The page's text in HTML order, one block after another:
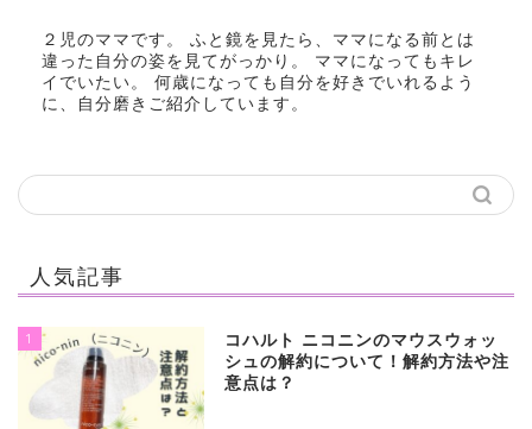
２児のママです。 ふと鏡を見たら、ママになる前とは
違った自分の姿を見てがっかり。 ママになってもキレ
イでいたい。 何歳になっても自分を好きでいれるよう
に、自分磨きご紹介しています。
人気記事
1
コハルト ニコニンのマウスウォッ
シュの解約について！解約方法や注
意点は？